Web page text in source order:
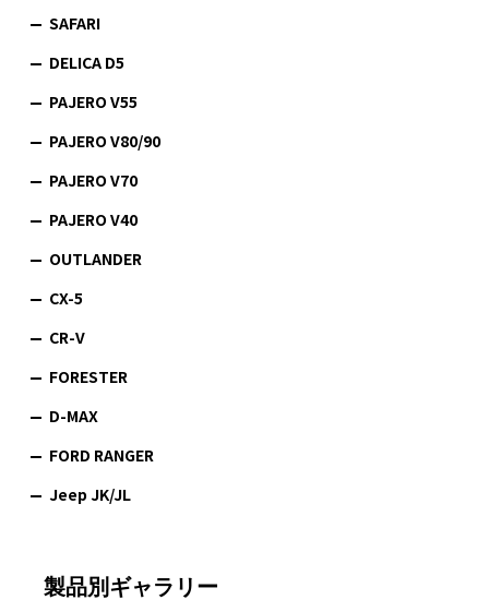
SAFARI
DELICA D5
PAJERO V55
PAJERO V80/90
PAJERO V70
PAJERO V40
OUTLANDER
CX-5
CR-V
FORESTER
D-MAX
FORD RANGER
Jeep JK/JL
製品別ギャラリー